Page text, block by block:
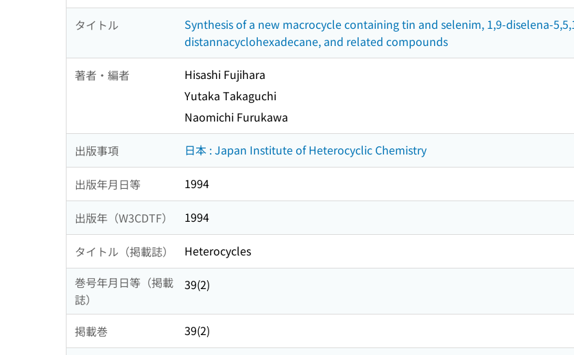
タイトル
Synthesis of a new macrocycle containing tin and selenim, 1,9-diselena-
distannacyclohexadecane, and related compounds
著者・編者
Hisashi Fujihara
Yutaka Takaguchi
Naomichi Furukawa
出版事項 日本 : Japan Institute of Heterocyclic Chemistry
出版年月日等 1994
出版年（W3CDTF） 1994
タイトル（掲載誌）
Heterocycles
巻号年月日等（掲載
誌）
39(2)
掲載巻 39(2)